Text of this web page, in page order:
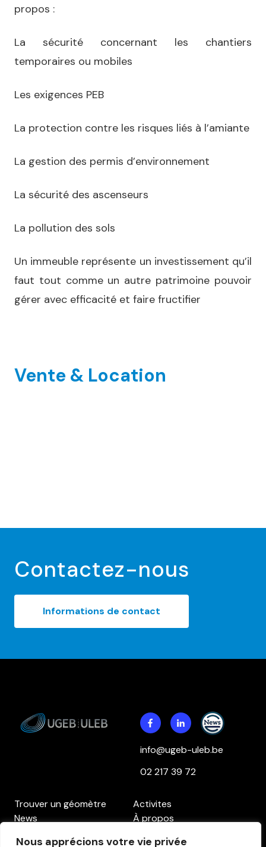
Nous apprécions votre vie privée
propos :
La sécurité concernant les chantiers
temporaires ou mobiles
Les exigences PEB
La protection contre les risques liés à l’amiante
La gestion des permis d’environnement
La sécurité des ascenseurs
La pollution des sols
Un immeuble représente un investissement qu’il
faut tout comme un autre patrimoine pouvoir
gérer avec efficacité et faire fructifier
Vente & Location
Contactez-nous
Informations de contact
Trouver un géomètre
Activites
News
À propos
info@ugeb-uleb.be
02 217 39 72